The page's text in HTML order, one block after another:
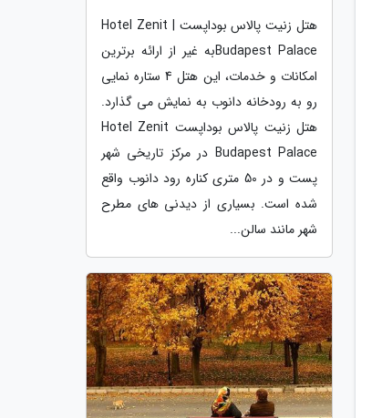
هتل زنیت پالاس بوداپست | Hotel Zenit
Budapest Palaceبه غیر از ارائه برترین
امکانات و خدمات، این هتل 4 ستاره نمایی
رو به رودخانه دانوب به نمایش می گذارد.
هتل زنیت پالاس بوداپست Hotel Zenit
Budapest Palace در مرکز تاریخی شهر
پست و در 50 متری کناره رود دانوب واقع
شده است. بسیاری از دیدنی های مطرح
شهر مانند سالن...